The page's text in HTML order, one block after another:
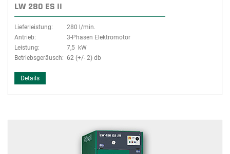
LW 280 ES II
Lieferleistung:
280 l/min.
Antrieb:
3-Phasen Elektromotor
Leistung:
7,5 kW
Betriebsgeräusch: 62 (+/- 2) db
Details